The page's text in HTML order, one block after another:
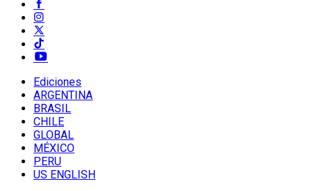
Ediciones
ARGENTINA
BRASIL
CHILE
GLOBAL
MÉXICO
PERU
US ENGLISH